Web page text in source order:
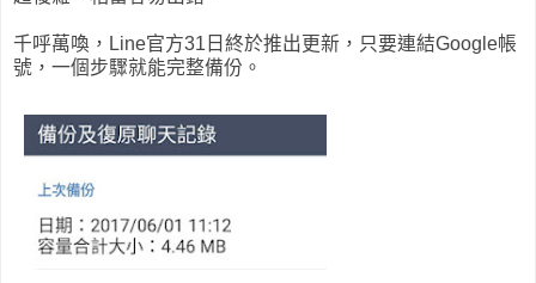
千呼萬喚，Line官方31日終於推出更新，只要連結Google帳
號，一個步驟就能完整備份。